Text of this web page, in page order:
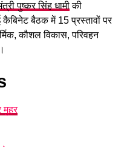
पुष्कर सिंह धामीकी
कैबिनेट बैठक में 15 प्रस्तावों पर
कौशल विकास, परिवहन
मुहर